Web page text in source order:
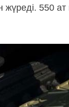
550 ат